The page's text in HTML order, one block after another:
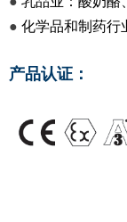
● 化学品和制药行
产品认证：